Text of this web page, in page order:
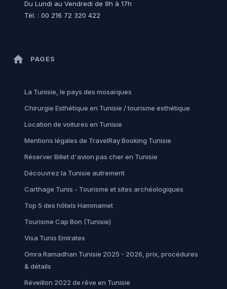
Du Lundi au Vendredi de 9h à 17h
Tél. : 00 216 72 320 422
home PAGES
La Tunisie, le pays des mosaïques
Chirurgie Esthétique en Tunisie / tourisme esthétique
Location de voitures en Tunisie
Mentions légales de TravelRay Booking Tunisie
Réserver Billet d'avion pas cher en Tunisie
Découvrez la Tunisie autrement
Carthage Tunis - Tourisme et sites archéologiques
Top 5 des hôtels Hammamet
Tourisme Cap Bon (Tunisie)
Visa Tunis Emirates
Omra Ramadhan Tunisie 2025 - 2026, prix, procédures
& détails
Réveillon 2022 de rêve en Tunisie